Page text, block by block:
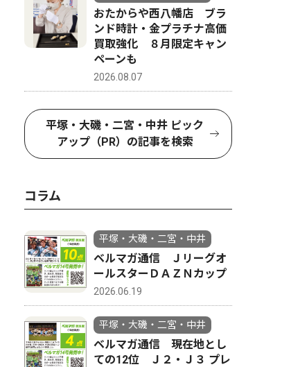
4
人物風土記
平塚・大磯・二宮・中井 2026.08.07
8月23日（日）に映画会を主
催する平塚市南図書館館長
平塚・大磯
ＬＬ Ｉ
おたからや西八幡店 ブラ
ンド時計・金プラチナ高価
買取強化 ８月限定キャン
ペーンも
2026.08.07
平塚・大磯・二宮・中井 ピック
アップ（PR）の記事を検索
コラム
平塚・大磯・二宮・中井
ベルマガ通信 Ｊリーグオ
ールスターＤＡＺＮカップ
2026.06.19
平塚・大磯・二宮・中井
ベルマガ通信 現在地とし
ての12位 Ｊ２・Ｊ３ プレ